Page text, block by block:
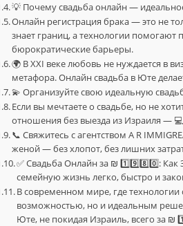
💡 Почему свадьба онлайн —
Онлайн регистрация брака — это не
знает границ, а технологии помогают
бюрократические барьеры.
🌍 В XXI веке любовь не нуждается в
метафора. Онлайн свадьба в Юте
💫 Организуйте свою идеальную
Если вы мечтаете о свадьбе, но не
отношения без выезда из Израиля —
📞 Свяжитесь с агентством A R
женой — без хлопот, без лишних
✅ Свадьба Онлайн за ₪ 1️⃣9️⃣8️⃣0️⃣:
семейную жизнь легко, быстро и
В современном мире, где технологии
возможностью, но и идеальным
Юте, не покидая Израиль, всего за ₪